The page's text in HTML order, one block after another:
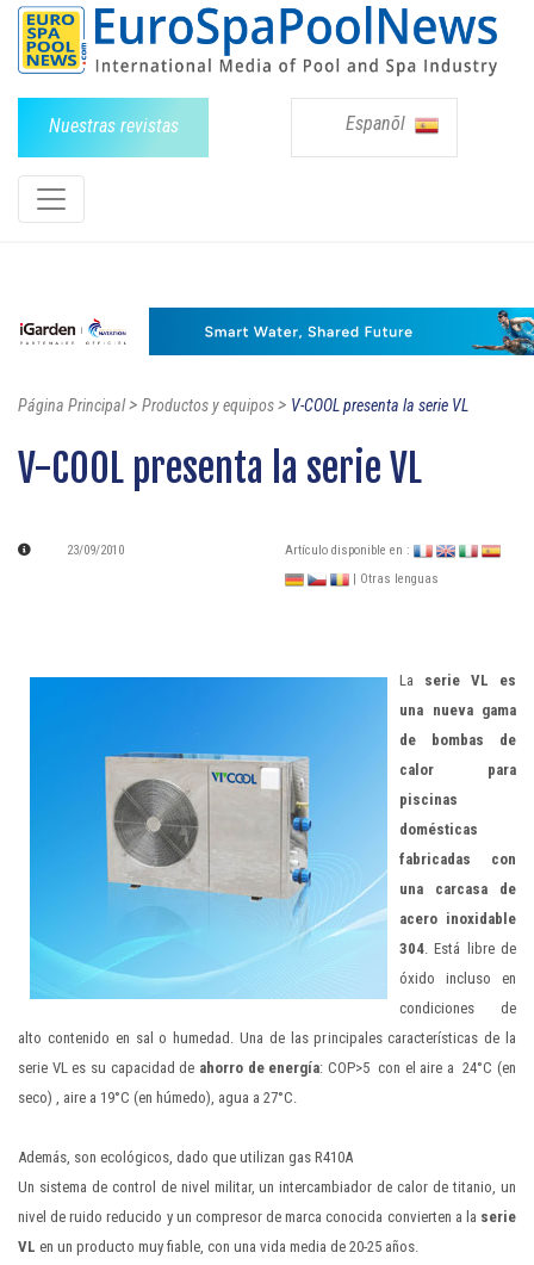
Nuestras revistas Espanõl
Página Principal> Productos y equipos> V-COOL presenta la serie VL
V-COOL presenta la serie VL
23/09/2010
Artículo disponible en :
| Otras lenguas
La serie VL es
una nueva gama
de bombas de
calor para
piscinas
domésticas
fabricadas con
una carcasa de
acero inoxidable
304. Está libre de
óxido incluso en
condiciones de
alto contenido en sal o humedad. Una de las principales características de la
serie VL es su capacidad de ahorro de energía: COP>5 con el aire a 24°C (en
seco) , aire a 19°C (en húmedo), agua a 27°C.
Además, son ecológicos, dado que utilizan gas R410A
Un sistema de control de nivel militar, un intercambiador de calor de titanio, un
nivel de ruido reducido y un compresor de marca conocida convierten a la serie
VL en un producto muy fiable, con una vida media de 20-25 años.